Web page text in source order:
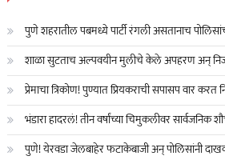
पुणे शहरातील पबमध्ये पार्टी रंगली असतानाच
शाळा सुटताच अल्पवयीन मुलीचे केले अपहरण अन्
प्रेमाचा त्रिकोण! पुण्यात प्रियकराची सपासप वार करत
भंडारा हादरलं! तीन वर्षांच्या चिमुकलीवर सार्वजनिक
पुणे! येरवडा जेलबाहेर फटाकेबाजी अन् पोलिसांनी